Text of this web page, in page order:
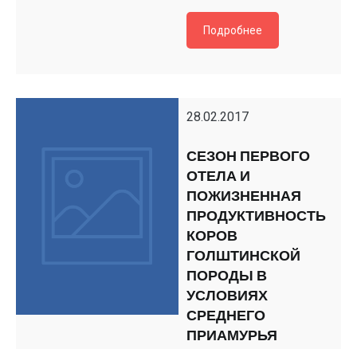
Подробнее
28.02.2017
СЕЗОН ПЕРВОГО
ОТЕЛА И
ПОЖИЗНЕННАЯ
ПРОДУКТИВНОСТЬ
КОРОВ
ГОЛШТИНСКОЙ
ПОРОДЫ В
УСЛОВИЯХ
СРЕДНЕГО
ПРИАМУРЬЯ